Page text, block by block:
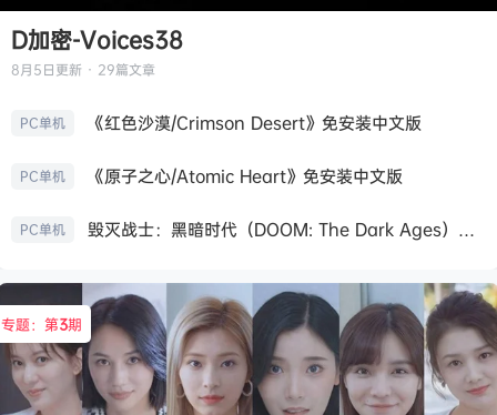
D加密-Voices38
8月5日更新 · 29篇文章
PC单机 《红色沙漠/Crimson Desert》免安装中文版
PC单机 《原子之心/Atomic Heart》免安装中文版
PC单机 毁灭战士：黑暗时代（DOOM: The Dark Ages）免安装中文版
专题：第3期